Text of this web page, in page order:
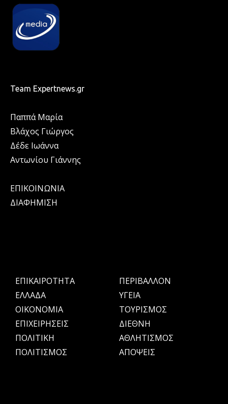
Team Expertnews.gr
Παππά Μαρία
Βλάχος Γιώργος
Δέδε Ιωάννα
Αντωνίου Γιάννης
ΕΠΙΚΟΙΝΩΝΙΑ
ΔΙΑΦΗΜΙΣΗ
ΕΠΙΚΑΙΡΟΤΗΤΑ
ΕΛΛΑΔΑ
OIKONOMIA
ΕΠΙΧΕΙΡΗΣΕΙΣ
ΠΟΛΙΤΙΚΗ
ΠΟΛΙΤΙΣΜΟΣ
ΠΕΡΙΒΑΛΛΟΝ
ΥΓΕΙΑ
ΤΟΥΡΙΣΜΟΣ
ΔΙΕΘΝΗ
ΑΘΛΗΤΙΣΜΟΣ
ΑΠΟΨΕΙΣ